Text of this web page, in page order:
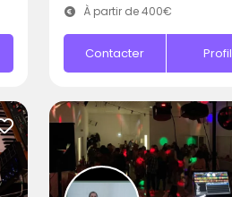
À partir de 400€
Contacter Profil